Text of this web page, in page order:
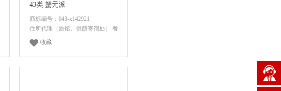
43类 蟹元派
商标编号：043-x142921
住所代理（旅馆、供膳寄宿处） 餐
收藏